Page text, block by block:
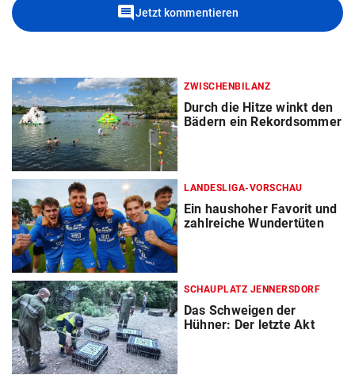
commentJetzt kommentieren
ZWISCHENBILANZ
Durch die Hitze winkt den
Bädern ein Rekordsommer
LANDESLIGA-VORSCHAU
Ein haushoher Favorit und
zahlreiche Wundertüten
SCHAUPLATZ JENNERSDORF
Das Schweigen der
Hühner: Der letzte Akt